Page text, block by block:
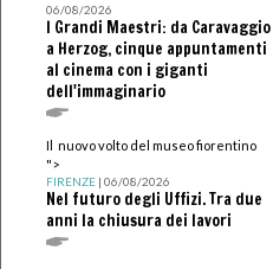
06/08/2026
I Grandi Maestri: da Caravaggio
a Herzog, cinque appuntamenti
al cinema con i giganti
dell'immaginario
Il nuovo volto del museo fiorentino
">
FIRENZE| 06/08/2026
Nel futuro degli Uffizi. Tra due
anni la chiusura dei lavori